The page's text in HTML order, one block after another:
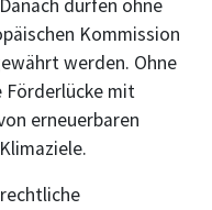
dürfen ohne
Kommission
werden. Ohne
mit
erneuerbaren